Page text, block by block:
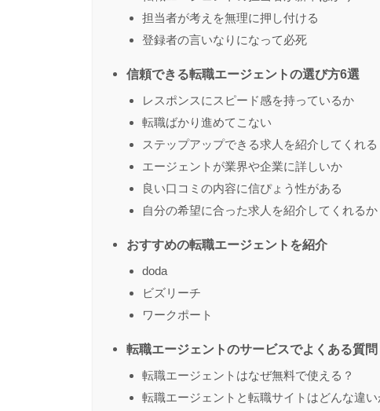
担当者が考えを無理に押し付ける
登録者の言いなりになって必死
信頼できる転職エージェントの選び方6選
レスポンスにスピード感を持っているか
転職ばかり進めてこない
ステップアップできる求人を紹介してくれる
エージェントが業界や企業に詳しいか
良い口コミの内容に信ぴょう性がある
自分の希望に合った求人を紹介してくれるか
おすすめの転職エージェントを紹介
doda
ビズリーチ
ワークポート
転職エージェントのサービスでよくある質問
転職エージェントはなぜ無料で使える？
転職エージェントと転職サイトはどんな違い